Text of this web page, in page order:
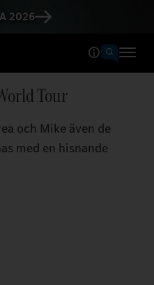
2026
Tour
och Mike även de
med en hisnande